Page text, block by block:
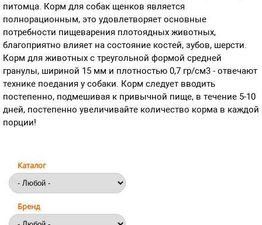
питомца. Корм для собак щенков является
полнорационным, это удовлетворяет основные
потребности пищеварения плотоядных животных,
благоприятно влияет на состояние костей, зубов, шерсти.
Корм для животных с треугольной формой средней
гранулы, шириной 15 мм и плотностью 0,7 гр/см3 - отвечают
технике поедания у собаки. Корм следует вводить
постепенно, подмешивая к привычной пище, в течение 5-10
дней, постепенно увеличивайте количество корма в каждой
порции!
Каталог
Бренд